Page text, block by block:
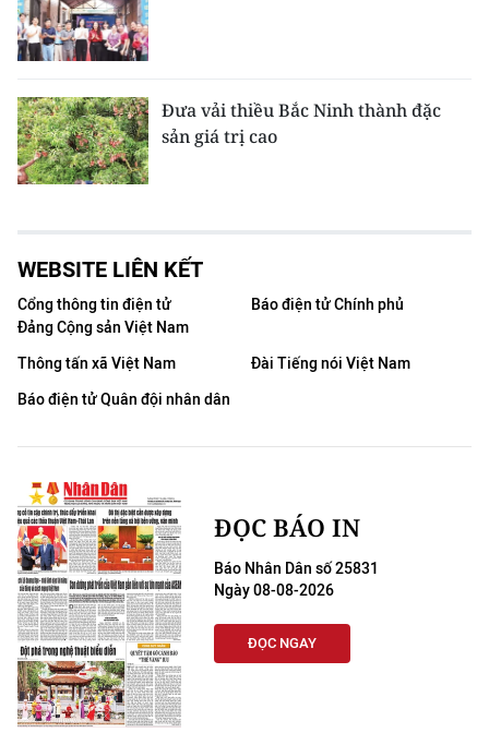
Đưa vải thiều Bắc Ninh thành đặc
sản giá trị cao
WEBSITE LIÊN KẾT
Cổng thông tin điện tử
Đảng Cộng sản Việt Nam
Báo điện tử Chính phủ
Thông tấn xã Việt Nam
Đài Tiếng nói Việt Nam
Báo điện tử Quân đội nhân dân
ĐỌC BÁO IN
Báo Nhân Dân số 25831
Ngày 08-08-2026
ĐỌC NGAY